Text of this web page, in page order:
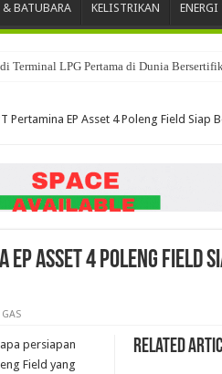
BATUBARA KELISTRIKAN ENERGI
Terminal LPG Pertama di Dunia
Pertamina EP Asset 4 Poleng Field Siap
EP Asset 4 Poleng Field
Related
persiapan
Field yang